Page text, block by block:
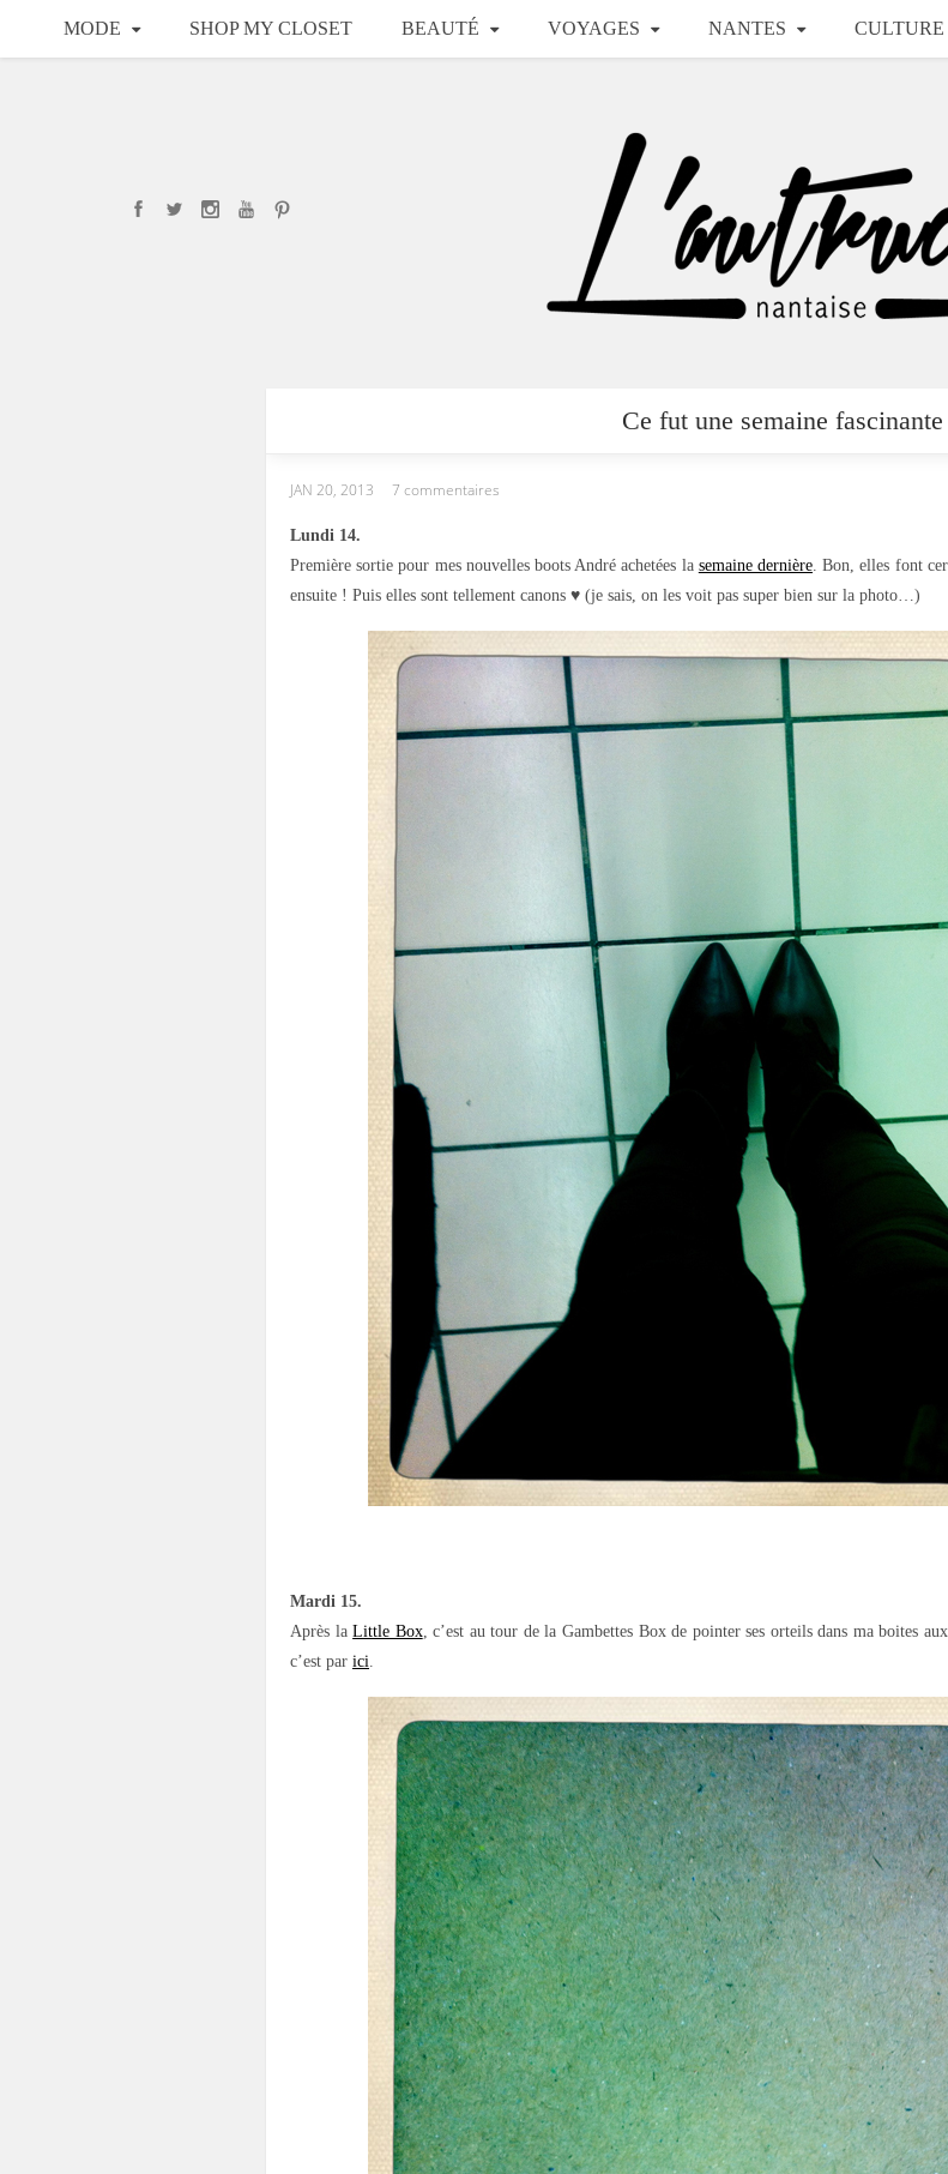
MODE SHOP MY CLOSET BEAUTÉ VOYAGES NANTES
Ce fut une semaine
JAN 20, 2013 7 commentaires
Lundi 14.
Première sortie pour mes nouvelles boots André achetées la semaine dernière. Bon, elles font
ensuite ! Puis elles sont tellement canons ♥ (je sais, on les voit pas super bien sur la photo…)
Mardi 15.
Après laLittle Box, c’est au tour de la Gambettes Box de pointer ses orteils dans ma boites
c’est par ici.